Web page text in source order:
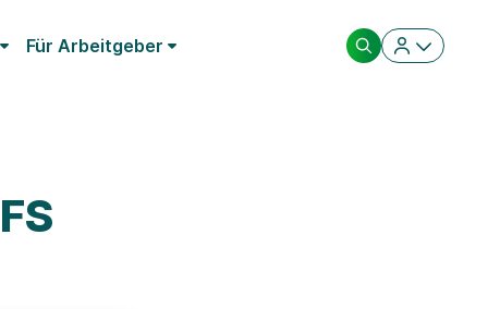
Für Arbeitgeber